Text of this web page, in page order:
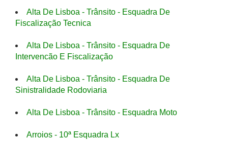
Alta De Lisboa - Trânsito - Esquadra De
Fiscalização Tecnica
Alta De Lisboa - Trânsito - Esquadra De
Intervencão E Fiscalização
Alta De Lisboa - Trânsito - Esquadra De
Sinistralidade Rodoviaria
Alta De Lisboa - Trânsito - Esquadra Moto
Arroios - 10ª Esquadra Lx